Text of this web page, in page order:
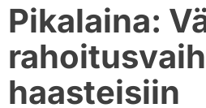
Pikalaina:
haasteisiin